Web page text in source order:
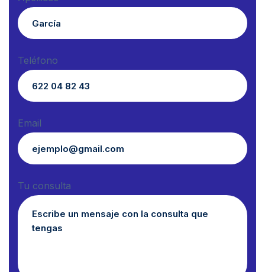
Teléfono
Email
Tu consulta